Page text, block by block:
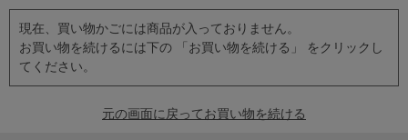
現在、買い物かごには商品が入っておりません。
お買い物を続けるには下の 「お買い物を続ける」 をクリックし
てください。
元の画面に戻ってお買い物を続ける